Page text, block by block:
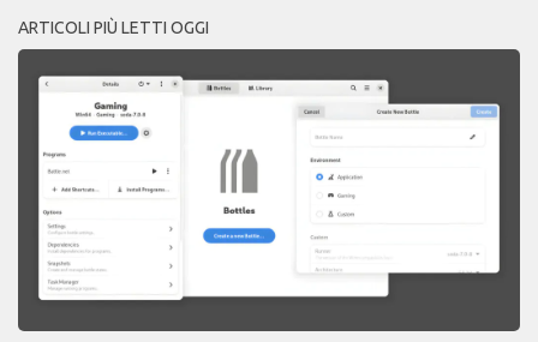
ARTICOLI PIÙ LETTI OGGI